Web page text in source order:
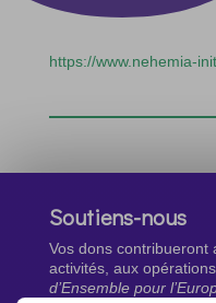
https://www.nehemia-
Soutiens-nous
Vos dons contribueront
activités, aux
d’Ensemble pour